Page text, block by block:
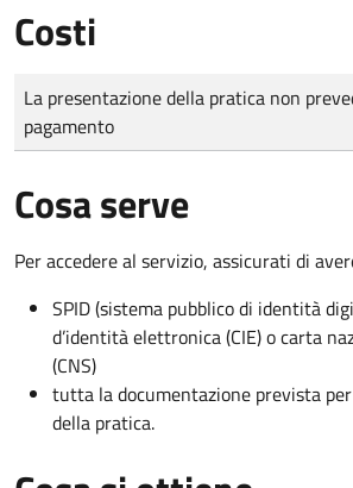
Costi
Tipo di pagamento
Importo
La presentazione della pratica non
pagamento
Cosa serve
Per accedere al servizio, assicurati di
SPID (sistema pubblico di identità
d’identità elettronica (CIE) o carta
(CNS)
tutta la documentazione prevista
della pratica.